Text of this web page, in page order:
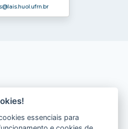
@lais.huol.ufrn.br
- HUOL
essenciais para